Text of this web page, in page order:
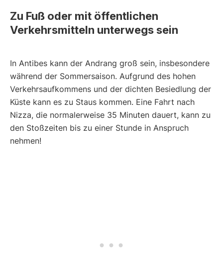
Zu Fuß oder mit öffentlichen
Verkehrsmitteln unterwegs sein
In Antibes kann der Andrang groß sein, insbesondere
während der Sommersaison. Aufgrund des hohen
Verkehrsaufkommens und der dichten Besiedlung der
Küste kann es zu Staus kommen. Eine Fahrt nach
Nizza, die normalerweise 35 Minuten dauert, kann zu
den Stoßzeiten bis zu einer Stunde in Anspruch
nehmen!